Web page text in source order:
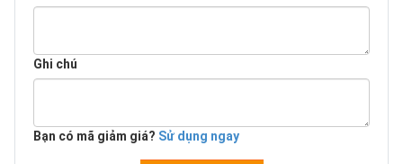
Ghi chú
Bạn có mã giảm giá? Sử dụng ngay